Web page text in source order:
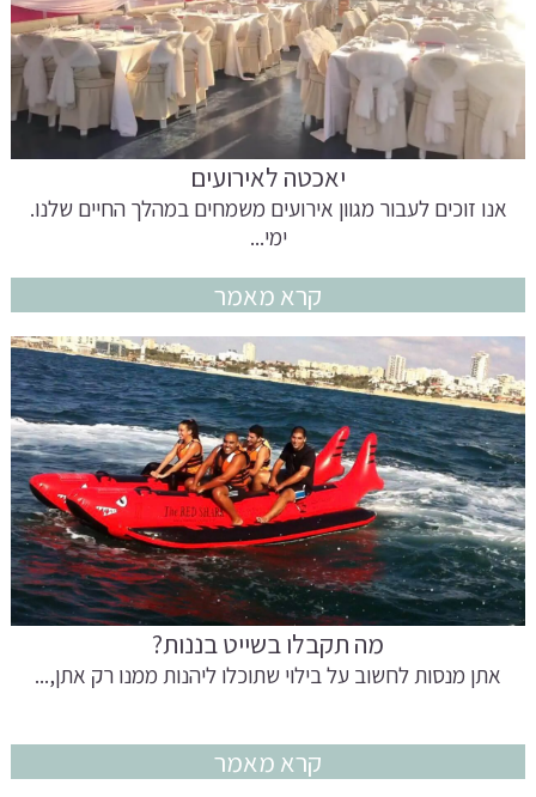
יאכטה לאירועים
אנו זוכים לעבור מגוון אירועים משמחים במהלך החיים שלנו.
ימי...
קרא מאמר
מה תקבלו בשייט בננות?
אתן מנסות לחשוב על בילוי שתוכלו ליהנות ממנו רק אתן,...
קרא מאמר